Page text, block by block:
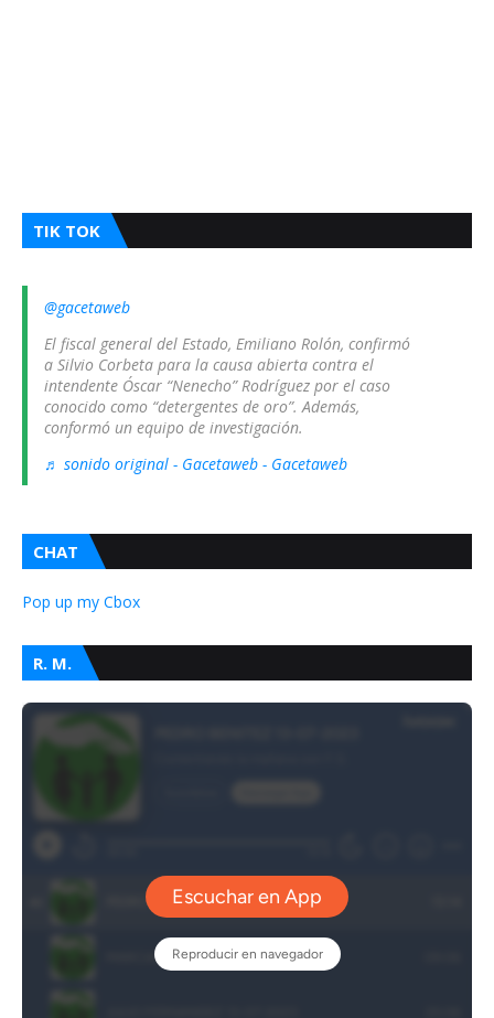
TIK TOK
@gacetaweb
El fiscal general del Estado, Emiliano Rolón, confirmó
a Silvio Corbeta para la causa abierta contra el
intendente Óscar “Nenecho” Rodríguez por el caso
conocido como “detergentes de oro”. Además,
conformó un equipo de investigación.
♬ sonido original - Gacetaweb - Gacetaweb
CHAT
Pop up my Cbox
R. M.